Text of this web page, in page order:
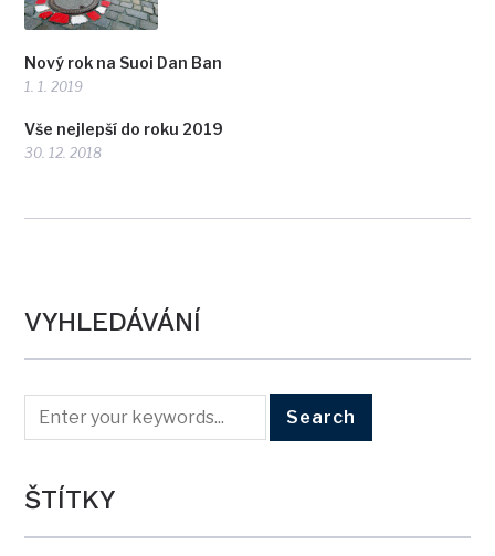
Nový rok na Suoi Dan Ban
1. 1. 2019
Vše nejlepší do roku 2019
30. 12. 2018
VYHLEDÁVÁNÍ
ŠTÍTKY